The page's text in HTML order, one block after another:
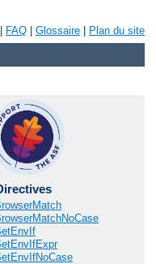
FAQ Glossaire Plan du site